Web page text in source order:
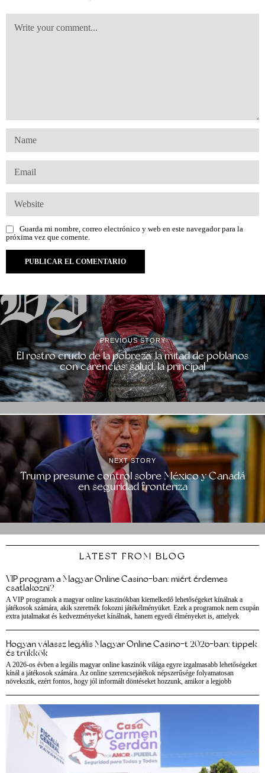
Guarda mi nombre, correo electrónico y web en este navegador para la
próxima vez que comente.
PREVIOUS STORY
El rostro crudo de la pobreza: la mitad de poblanos
con carencias; salud, la principal
NEXT STORY
Trump presume control sobre México y Canadá
en seguridad fronteriza
LATEST FROM BLOG
VIP program a Magyar Online Casino-ban: miért érdemes
csatlakozni?
A VIP programok a magyar online kaszinókban kiemelkedő lehetőségeket kínálnak a
játékosok számára, akik szeretnék fokozni játékélményüket. Ezek a programok nem csupán
extra jutalmakat és kedvezményeket kínálnak, hanem egyedi élményeket is, amelyek
Hogyan válassz legális Magyar Online Casino-t 2026-ban: tippek
és trükkök
A 2026-os évben a legális magyar online kaszinók világa egyre izgalmasabb lehetőségeket
kínál a játékosok számára. Az online szerencsejátékok népszerűsége folyamatosan
növekszik, ezért fontos, hogy jól informált döntéseket hozzunk, amikor a legjobb